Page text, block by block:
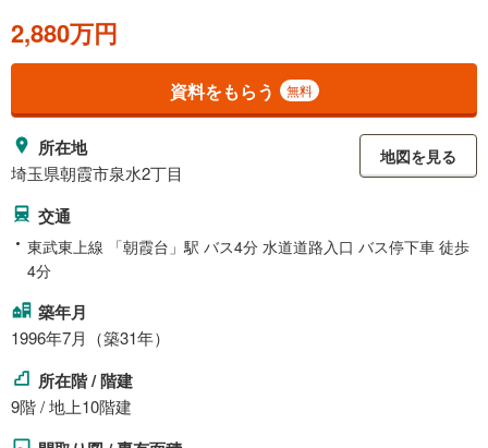
2,880万円
資料をもらう 無料
所在地
埼玉県朝霞市泉水2丁目
地図を見る
交通
東武東上線 「朝霞台」駅 バス4分 水道道路入口 バス停下車 徒歩
4分
築年月
1996年7月（築31年）
所在階 / 階建
9階 / 地上10階建